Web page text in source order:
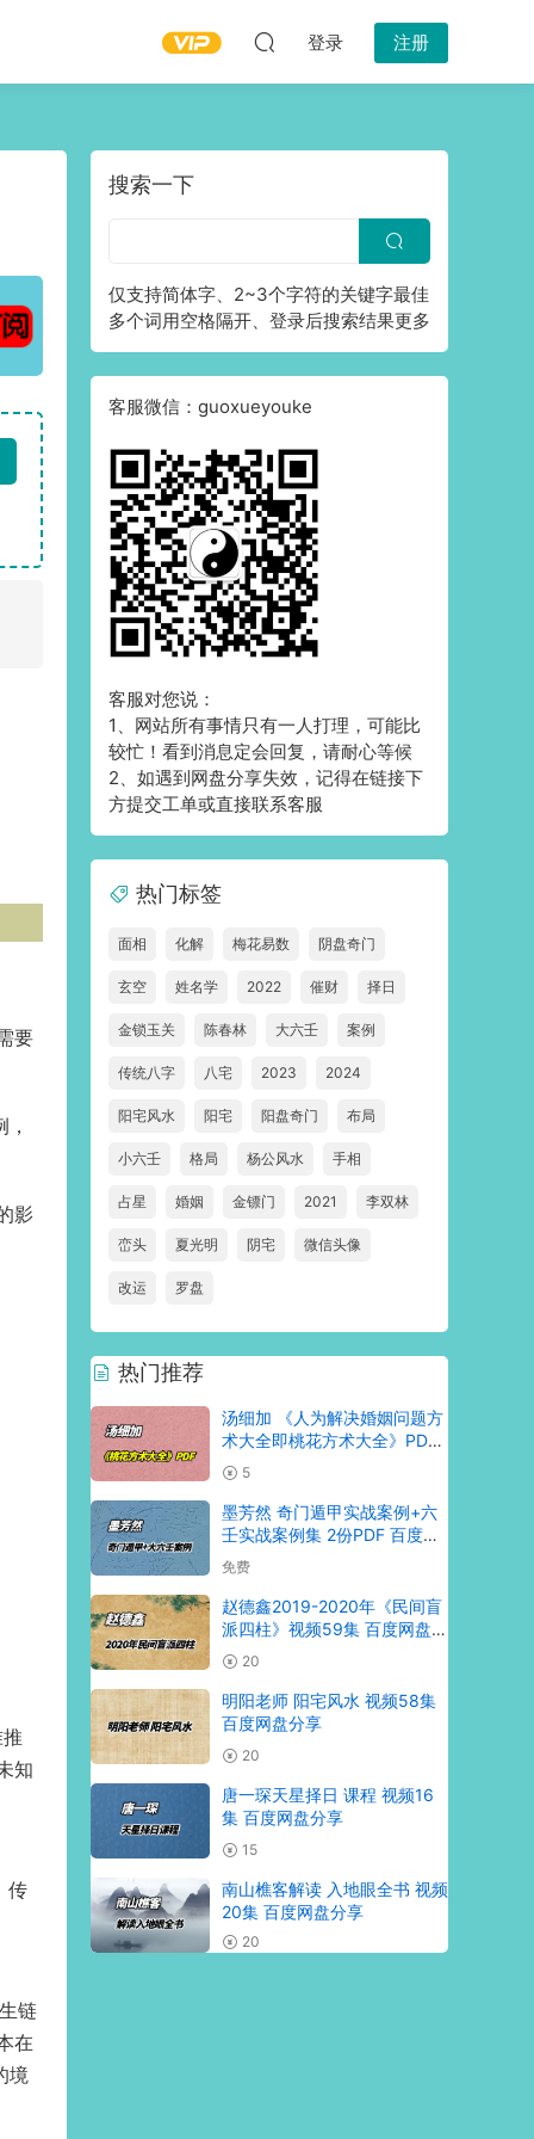
登录 注册
要
影
知
传
链
在
境
搜索一下
仅支持简体字、2~3个字符的关键字最佳
多个词用空格隔开、登录后搜索结果更多
客服微信：guoxueyouke
客服对您说：
1、网站所有事情只有一人打理，可能比
较忙！看到消息定会回复，请耐心等候
2、如遇到网盘分享失效，记得在链接下
方提交工单或直接联系客服
热门标签
面相 化解 梅花易数 阴盘奇门
玄空 姓名学 2022 催财 择日
金锁玉关 陈春林 大六壬 案例
传统八字 八宅 2023 2024
阳宅风水 阳宅 阳盘奇门 布局
小六壬 格局 杨公风水 手相
占星 婚姻 金镖门 2021 李双林
峦头 夏光明 阴宅 微信头像
改运 罗盘
热门推荐
汤细加 《人为解决婚姻问题方
术大全即桃花方术大全》PDF
509页 百度网盘分享
5
墨芳然 奇门遁甲实战案例+六
壬实战案例集 2份PDF 百度网
盘分享
免费
赵德鑫2019-2020年《民间盲
派四柱》视频59集 百度网盘分
享 20
明阳老师 阳宅风水 视频58集
百度网盘分享
20
唐一琛天星择日 课程 视频16
集 百度网盘分享
15
南山樵客解读 入地眼全书 视频
20集 百度网盘分享
20